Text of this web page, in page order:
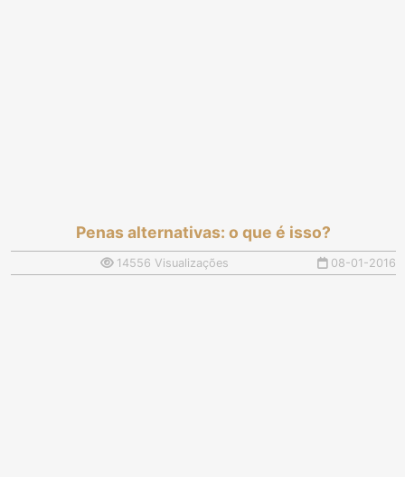
Penas alternativas: o que é isso?
14556 Visualizações 08-01-2016